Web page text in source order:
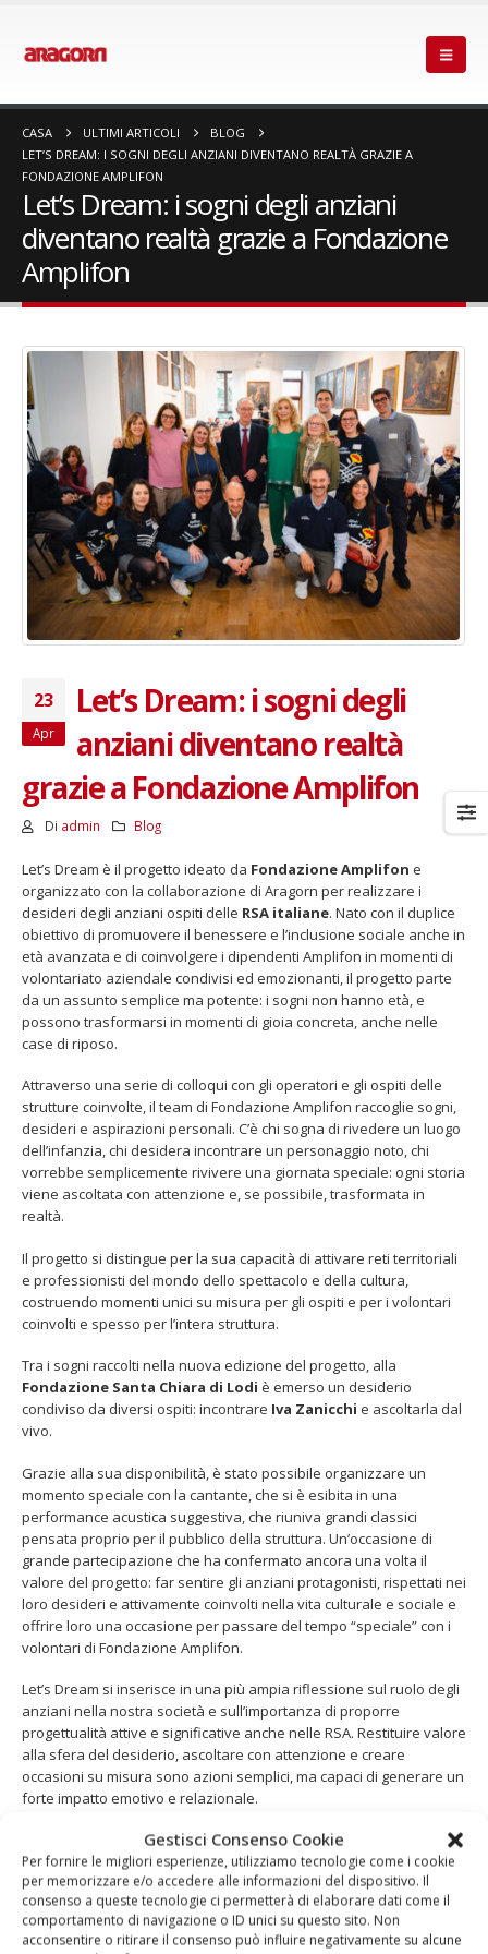
Gestisci Consenso Cookie
Per fornire le migliori esperienze, utilizziamo tecnologie come i cookie
per memorizzare e/o accedere alle informazioni del dispositivo. Il
consenso a queste tecnologie ci permetterà di elaborare dati come il
comportamento di navigazione o ID unici su questo sito. Non
acconsentire o ritirare il consenso può influire negativamente su alcune
CASA ULTIMI ARTICOLI
BLOG
LET’S DREAM: I SOGNI DEGLI ANZIANI DIVENTANO REALTÀ GRAZIE A
FONDAZIONE AMPLIFON
Let’s Dream: i sogni degli anziani
diventano realtà grazie a Fondazione
Amplifon
23
Apr
Let’s Dream: i sogni degli
anziani diventano realtà
grazie a Fondazione Amplifon
Di admin Blog
Let’s Dream è il progetto ideato da Fondazione Amplifon e
organizzato con la collaborazione di Aragorn per realizzare i
desideri degli anziani ospiti delle RSA italiane. Nato con il duplice
obiettivo di promuovere il benessere e l’inclusione sociale anche in
età avanzata e di coinvolgere i dipendenti Amplifon in momenti di
volontariato aziendale condivisi ed emozionanti, il progetto parte
da un assunto semplice ma potente: i sogni non hanno età, e
possono trasformarsi in momenti di gioia concreta, anche nelle
case di riposo.
Attraverso una serie di colloqui con gli operatori e gli ospiti delle
strutture coinvolte, il team di Fondazione Amplifon raccoglie sogni,
desideri e aspirazioni personali. C’è chi sogna di rivedere un luogo
dell’infanzia, chi desidera incontrare un personaggio noto, chi
vorrebbe semplicemente rivivere una giornata speciale: ogni storia
viene ascoltata con attenzione e, se possibile, trasformata in
realtà.
Il progetto si distingue per la sua capacità di attivare reti territoriali
e professionisti del mondo dello spettacolo e della cultura,
costruendo momenti unici su misura per gli ospiti e per i volontari
coinvolti e spesso per l’intera struttura.
Tra i sogni raccolti nella nuova edizione del progetto, alla
Fondazione Santa Chiara di Lodi è emerso un desiderio
condiviso da diversi ospiti: incontrare Iva Zanicchi e ascoltarla dal
vivo.
Grazie alla sua disponibilità, è stato possibile organizzare un
momento speciale con la cantante, che si è esibita in una
performance acustica suggestiva, che riuniva grandi classici
pensata proprio per il pubblico della struttura. Un’occasione di
grande partecipazione che ha confermato ancora una volta il
valore del progetto: far sentire gli anziani protagonisti, rispettati nei
loro desideri e attivamente coinvolti nella vita culturale e sociale e
offrire loro una occasione per passare del tempo “speciale” con i
volontari di Fondazione Amplifon.
Let’s Dream si inserisce in una più ampia riflessione sul ruolo degli
anziani nella nostra società e sull’importanza di proporre
progettualità attive e significative anche nelle RSA. Restituire valore
alla sfera del desiderio, ascoltare con attenzione e creare
occasioni su misura sono azioni semplici, ma capaci di generare un
forte impatto emotivo e relazionale.
L’esperienza maturata in questi anni ha dimostrato che realizzare
un sogno, anche piccolo, ha ricadute positive sul benessere
psicologico, sulla socializzazione e sul senso di fiducia degli ospiti
coinvolti.
Aragorn accompagnaFondazione Amplifonnella identificazione
Fino al 29 marzo 2026 – Anziani
malati e fragili, VIDAS lancia
una campagna per rafforzare
l’assistenza domiciliare
2026
13 dicembre 2024 – In
carnet per le Prove Aperte
della Filarmonica della
Dicembre 14, 2024
anni di Fondazione TOG
Giugno 15, 2026
Opera Cardinal Ferrari
Giugno 15, 2026